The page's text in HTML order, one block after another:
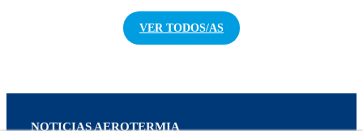
VER TODOS/AS
NOTICIAS AEROTERMIA